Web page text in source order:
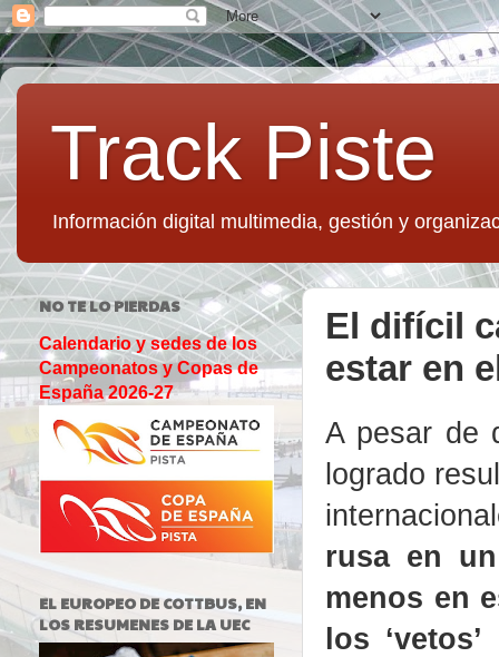
Track Piste
Información digital multimedia, gestión y
El difícil
estar en
A pesar de
logrado
rusa en
menos en
los
NO TE LO PIERDAS
Calendario y sedes de los
Campeonatos y Copas de
España 2026-27
EL EUROPEO DE COTTBUS, EN
LOS RESUMENES DE LA UEC